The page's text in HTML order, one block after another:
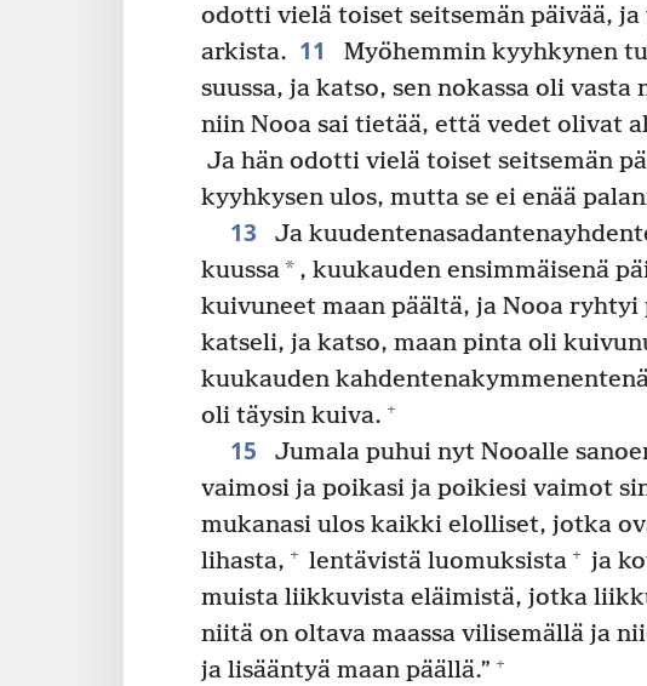
odotti vielä toiset seitsemän päivää,
arkista. 11
Myöhemmin kyyhkynen
suussa, ja katso, sen nokassa oli
niin Nooa sai tietää, että vedet olivat
Ja hän odotti vielä toiset seitsemän
kyyhkysen ulos, mutta se ei enää
13 Ja
kuussa* , kuukauden ensimmäisenä
kuivuneet maan päältä, ja Nooa
katseli, ja katso, maan pinta oli
kuukauden
oli täysin kuiva. +
15 Jumala puhui nyt Nooalle
vaimosi ja poikasi ja poikiesi vaimot
mukanasi ulos kaikki elolliset, jotka
lihasta, + lentävistä luomuksista + ja
muista liikkuvista eläimistä, jotka
niitä on oltava maassa vilisemällä ja
ja lisääntyä maan päällä.” +